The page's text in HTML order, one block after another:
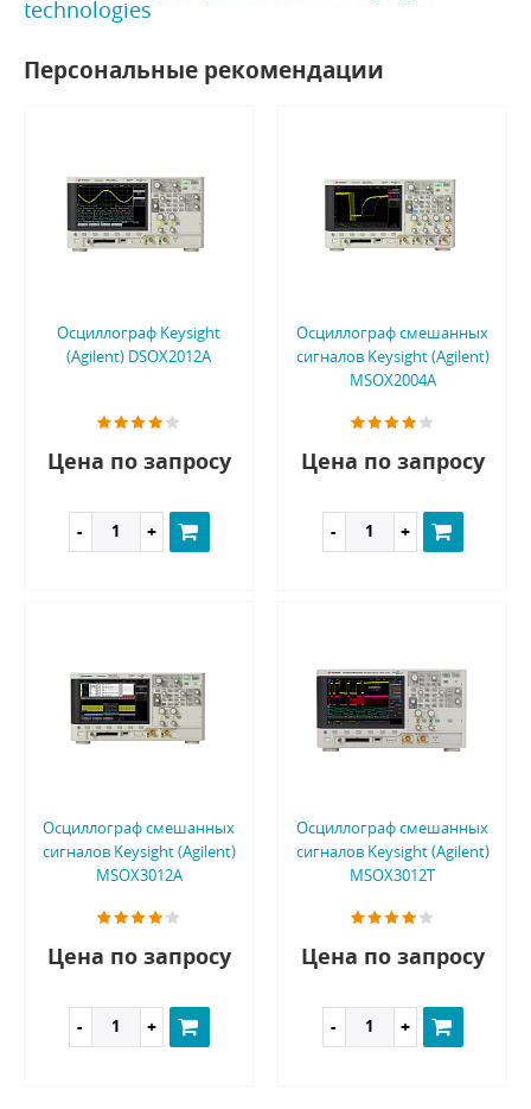
technologies
Персональные рекомендации
Осциллограф Keysight
(Agilent) DSOX2012A
Цена по запросу
Осциллограф смешанных
сигналов Keysight (Agilent)
MSOX2004A
Цена по запросу
Осциллограф смешанных
сигналов Keysight (Agilent)
MSOX3012A
Цена по запросу
Осциллограф смешанных
сигналов Keysight (Agilent)
MSOX3012T
Цена по запросу